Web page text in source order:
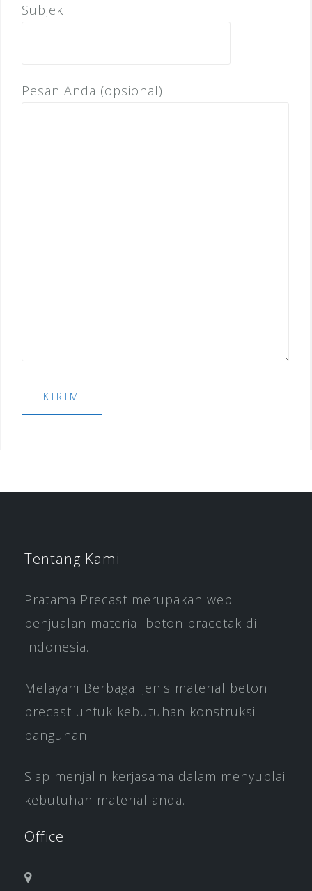
Subjek
Pesan Anda (opsional)
Tentang Kami
Pratama Precast merupakan web
penjualan material beton pracetak di
Indonesia.
Melayani Berbagai jenis material beton
precast untuk kebutuhan konstruksi
bangunan.
Siap menjalin kerjasama dalam menyuplai
kebutuhan material anda.
Office